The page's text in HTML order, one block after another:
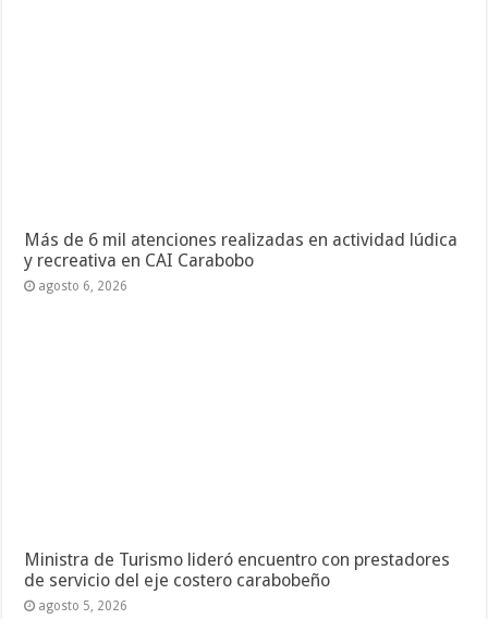
Más de 6 mil atenciones realizadas en actividad lúdica
y recreativa en CAI Carabobo
agosto 6, 2026
Ministra de Turismo lideró encuentro con prestadores
de servicio del eje costero carabobeño
agosto 5, 2026